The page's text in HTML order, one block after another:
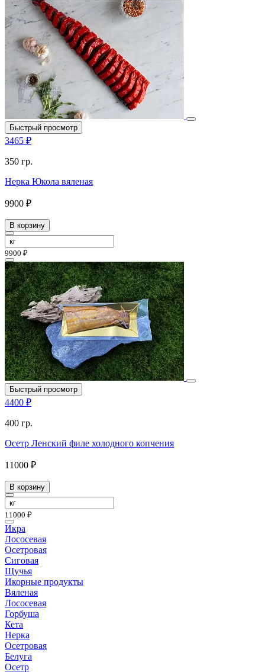
Быстрый просмотр
3465 ₽
350 гр.
Нерка Юкола вяленая
9900 ₽
В корзину
9900 ₽
Быстрый просмотр
4400 ₽
400 гр.
Осетр Ленский филе холодного копчения
11000 ₽
В корзину
11000 ₽
Икра
Лососевая
Осетровая
Сиговая
Щучья
Икорные продукты
Вяленая
Лососевая
Горбуша
Кета
Нерка
Осетровая
Белуга
Осетр